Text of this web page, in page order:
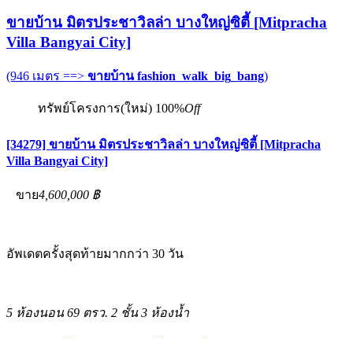
ขายบ้าน มิตรประชาวิลล่า บางใหญ่ซิตี้ [Mitpracha
Villa Bangyai City]
(946 เมตร ==> ขายบ้าน fashion_walk_big_bang)
ทรัพย์โครงการ(ใหม่) 100%Off
[34279] ขายบ้าน มิตรประชาวิลล่า บางใหญ่ซิตี้ [Mitpracha
Villa Bangyai City]
ขาย4,600,000 ฿
อัพเดตครั้งสุดท้ายมากกว่า 30 วัน
5 ห้องนอน 69 ตรว. 2 ชั้น 3 ห้องน้ำ